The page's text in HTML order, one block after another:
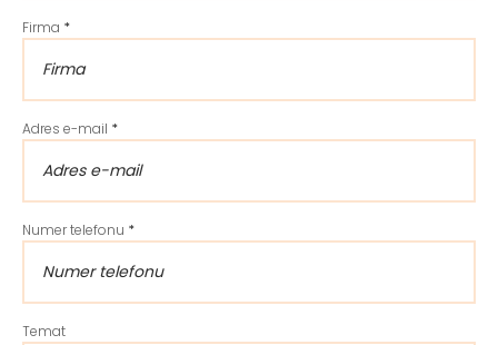
Firma *
Adres e-mail *
Numer telefonu *
Temat